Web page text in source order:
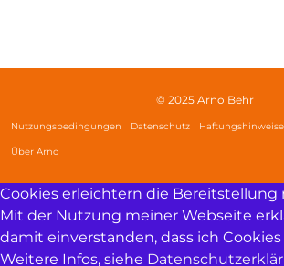
© 2025 Arno Behr
Nutzungsbedingungen Datenschutz Haftungshinweise
Über Arno
Cookies erleichtern die Bereitstellung
Mit der Nutzung meiner Webseite
damit einverstanden, dass ich
Weitere Infos, siehe